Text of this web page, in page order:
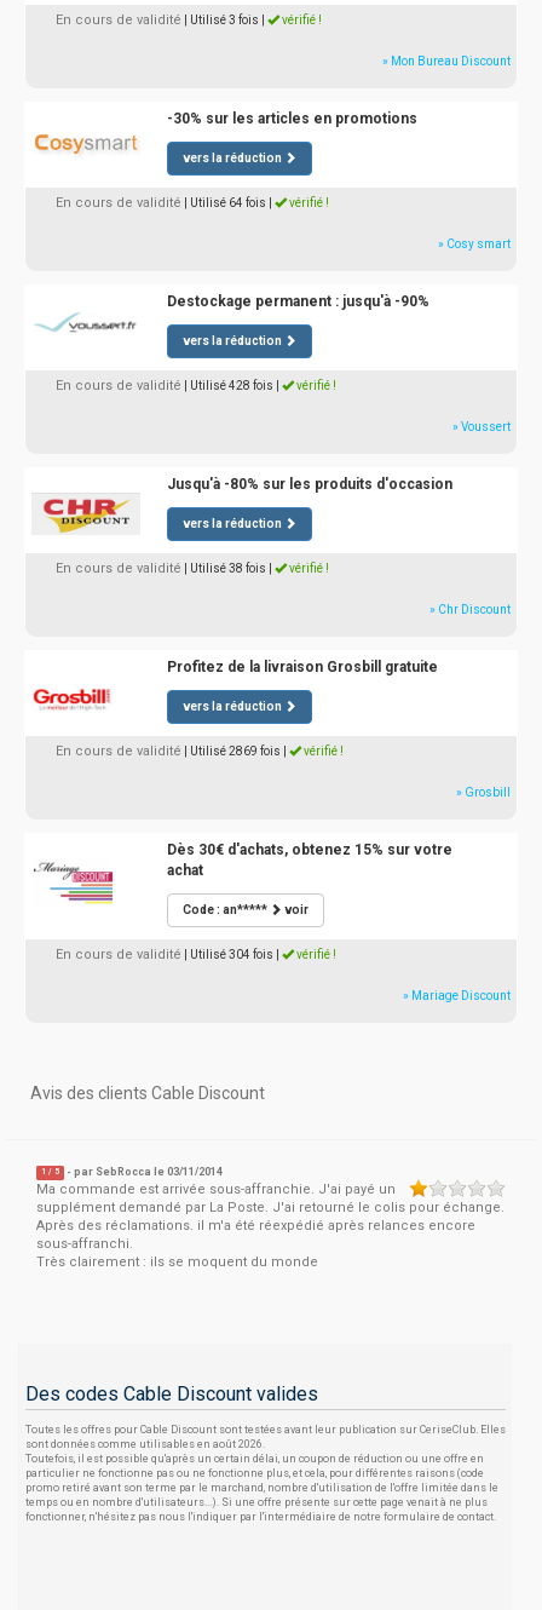
En cours de validité | Utilisé 3 fois vérifié !
» Mon Bureau Discount
-30% sur les articles en promotions
vers la réduction
En cours de validité | Utilisé 64 fois vérifié !
» Cosy smart
Destockage permanent : jusqu'à -90%
vers la réduction
En cours de validité | Utilisé 428 fois vérifié !
» Voussert
Jusqu'à -80% sur les produits d'occasion
vers la réduction
En cours de validité | Utilisé 38 fois vérifié !
» Chr Discount
Profitez de la livraison Grosbill gratuite
vers la réduction
En cours de validité | Utilisé 2869 fois vérifié !
» Grosbill
Dès 30€ d'achats, obtenez 15% sur votre
achat
Code : an***** voir
En cours de validité | Utilisé 304 fois vérifié !
» Mariage Discount
Avis des clients Cable Discount
1 / 5 - par SebRocca le 03/11/2014
Ma commande est arrivée sous-affranchie. J'ai payé un
supplément demandé par La Poste. J'ai retourné le colis pour échange.
Après des réclamations. il m'a été réexpédié après relances encore
sous-affranchi.
Très clairement : ils se moquent du monde
Des codes Cable Discount valides
Toutes les offres pour Cable Discount sont testées avant leur publication sur CeriseClub. Elles
sont données comme utilisables en août 2026.
Toutefois, il est possible qu'après un certain délai, un coupon de réduction ou une offre en
particulier ne fonctionne pas ou ne fonctionne plus, et cela, pour différentes raisons (code
promo retiré avant son terme par le marchand, nombre d'utilisation de l'offre limitée dans le
temps ou en nombre d'utilisateurs...). Si une offre présente sur cette page venait à ne plus
fonctionner, n'hésitez pas nous l'indiquer par l'intermédiaire de notre formulaire de contact.